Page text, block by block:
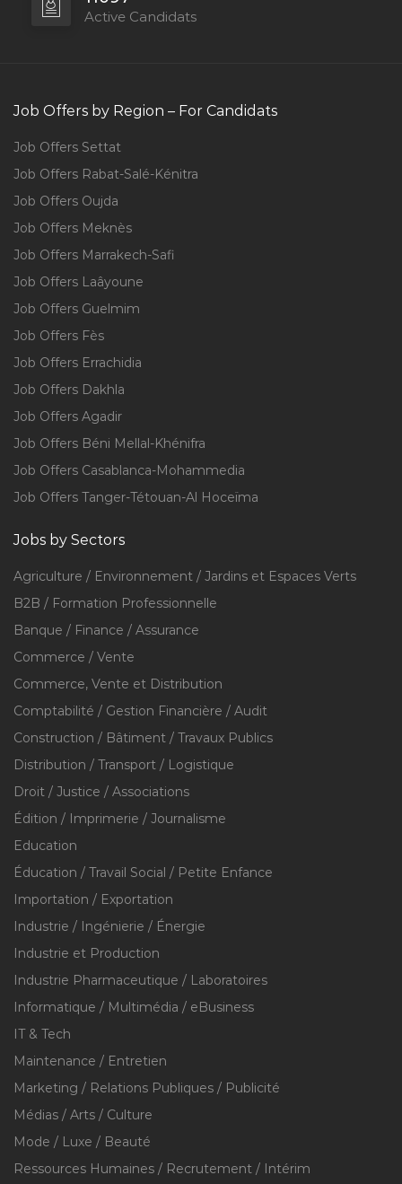
Active Candidats
Job Offers by Region – For Candidats
Job Offers Settat
Job Offers Rabat-Salé-Kénitra
Job Offers Oujda
Job Offers Meknès
Job Offers Marrakech-Safi
Job Offers Laâyoune
Job Offers Guelmim
Job Offers Fès
Job Offers Errachidia
Job Offers Dakhla
Job Offers Agadir
Job Offers Béni Mellal-Khénifra
Job Offers Casablanca-Mohammedia
Job Offers Tanger-Tétouan-Al Hoceïma
Jobs by Sectors
Agriculture / Environnement / Jardins et Espaces Verts
B2B / Formation Professionnelle
Banque / Finance / Assurance
Commerce / Vente
Commerce, Vente et Distribution
Comptabilité / Gestion Financière / Audit
Construction / Bâtiment / Travaux Publics
Distribution / Transport / Logistique
Droit / Justice / Associations
Édition / Imprimerie / Journalisme
Education
Éducation / Travail Social / Petite Enfance
Importation / Exportation
Industrie / Ingénierie / Énergie
Industrie et Production
Industrie Pharmaceutique / Laboratoires
Informatique / Multimédia / eBusiness
IT & Tech
Maintenance / Entretien
Marketing / Relations Publiques / Publicité
Médias / Arts / Culture
Mode / Luxe / Beauté
Ressources Humaines / Recrutement / Intérim